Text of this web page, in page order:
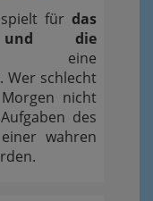
spielt für das
und die
eine
Wer schlecht
nicht
des
wahren